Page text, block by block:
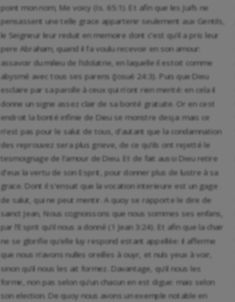
point mon nom, Me voicy (Is. 65:1). Et afin que les Juifs ne
pensassent une telle grace appartenir seulement aux Gentils,
le Seigneur leur reduit en memoire dont c’est qu’il a pris leur
pere Abraham, quand il l’a voulu recevoir en son amour:
assavoir du milieu de l’idolatrie, en laquelle il estoit comme
abysmé avec tous ses parens (Josué 24:3). Puis que Dieu
esclaire par sa parolle à ceux qui n’ont rien merité: en cela il
donne un signe assez clair de sa bonté gratuite. Or en cest
endroit la bonté infinie de Dieu se monstre desja: mais ce
n’est pas pour le salut de tous, d’autant que la condamnation
des reprouvez sera plus grieve, de ce qu’ils ont rejetté le
tesmoignage de l’amour de Dieu. Et de fait aussi Dieu retire
d’eux la vertu de son Esprit, pour donner plus de lustre à sa
grace. Dont il s’ensuit que la vocation interieure est un gage
de salut, qui ne peut mentir. A quoy se rapporte le dire de
sainct Jean, Nous cognoissons que nous sommes ses enfans,
par l’Esprit qu’il nous a donné (1 Jean 3:24). Et afin que la chair
ne se glorifie qu’elle luy respond estant appellée: il afferme
que nous n’avons nulles oreilles à ouyr, et nuls yeux à voir,
sinon qu’il nous les ait formez. Davantage, qu’il nous les
forme, non pas selon qu’un chacun en est digue: mais selon
son election. De quoy nous avons un exemple notable en